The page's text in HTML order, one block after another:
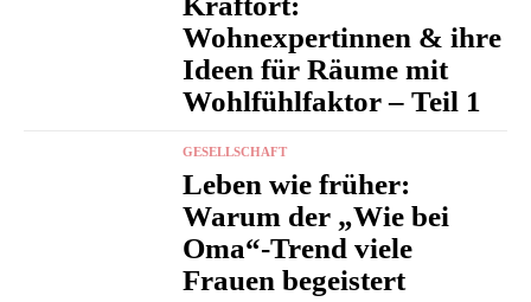
Wohnexpertinnen & ihre
Ideen für Räume mit
Wohlfühlfaktor – Teil 1
GESELLSCHAFT
Leben wie früher:
Warum der „Wie bei
Oma“-Trend viele
Frauen begeistert